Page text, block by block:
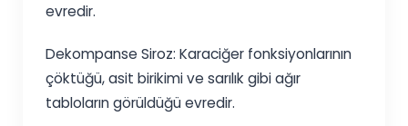
evredir.
Dekompanse Siroz: Karaciğer fonksiyonlarının
çöktüğü, asit birikimi ve sarılık gibi ağır
tabloların görüldüğü evredir.